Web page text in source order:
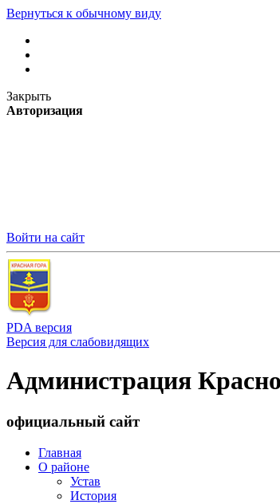
Вернуться к обычному виду
Закрыть
Авторизация
Войти на сайт
PDA версия
Версия для слабовидящих
Администрация
официальный сайт
Главная
О районе
Устав
История